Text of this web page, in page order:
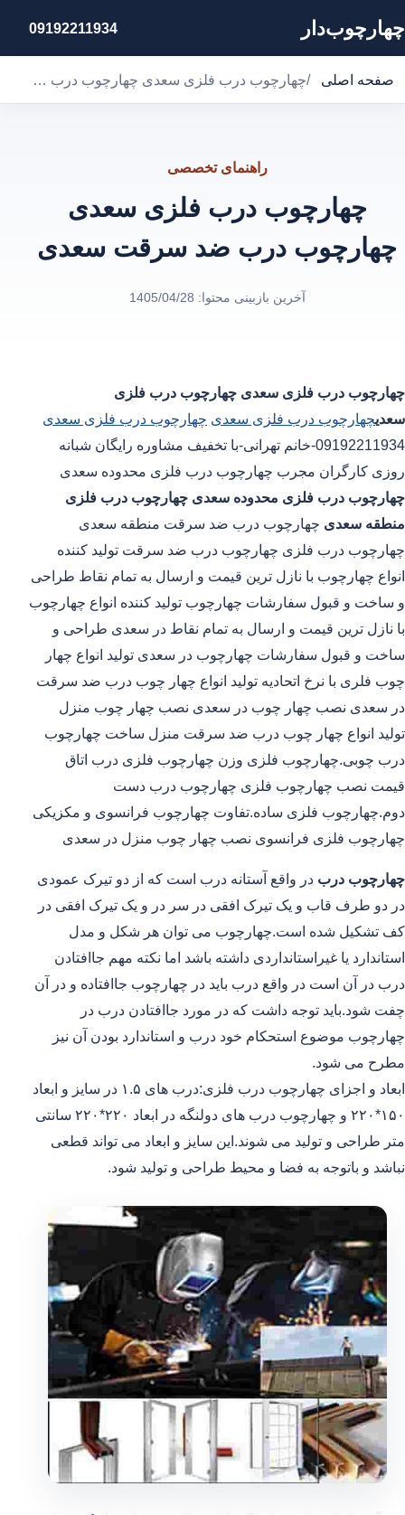
چهارچوب‌دار 09192211934
صفحه اصلی / چهارچوب درب فلزی سعدی چهارچوب درب ضد سرقت سعدی
راهنمای تخصصی
چهارچوب درب فلزی سعدی
چهارچوب درب ضد سرقت سعدی
آخرین بازبینی محتوا: 1405/04/28
چهارچوب درب فلزی سعدی چهارچوب درب فلزی
سعدیچهارچوب درب فلزی سعدی چهارچوب درب فلزی سعدی
09192211934-خانم تهرانی-با تخفیف مشاوره رایگان شبانه
روزی کارگران مجرب چهارچوب درب فلزی محدوده سعدی
چهارچوب درب فلزی محدوده سعدی چهارچوب درب فلزی
منطقه سعدی چهارچوب درب ضد سرقت منطقه سعدی
چهارچوب درب فلزی چهارچوب درب ضد سرقت تولید کننده
انواع چهارچوب با نازل ترین قیمت و ارسال به تمام نقاط طراحی
و ساخت و قبول سفارشات چهارچوب تولید کننده انواع چهارچوب
با نازل ترین قیمت و ارسال به تمام نقاط در سعدی طراحی و
ساخت و قبول سفارشات چهارچوب در سعدی تولید انواع چهار
چوب فلری با نرخ اتحادیه تولید انواع چهار چوب درب ضد سرقت
در سعدی نصب چهار چوب در سعدی نصب چهار چوب منزل
تولید انواع چهار چوب درب ضد سرقت منزل ساخت چهارچوب
درب چوبی.چهارچوب فلزی وزن چهارچوب فلزی درب اتاق
قیمت نصب چهارچوب فلزی چهارچوب درب دست
دوم.چهارچوب فلزی ساده.تفاوت چهارچوب فرانسوی و مکزیکی
چهارچوب فلزی فرانسوی نصب چهار چوب منزل در سعدی
چهارچوب درب در واقع آستانه درب است که از دو تیرک عمودی
در دو طرف قاب و یک تیرک افقی در سر در و یک تیرک افقی در
کف تشکیل شده است.چهارچوب می توان هر شکل و مدل
استاندارد یا غیراستانداردی داشته باشد اما نکته مهم جاافتادن
درب در آن است در واقع درب باید در چهارچوب جاافتاده و در آن
چفت شود.باید توجه داشت که در مورد جاافتادن درب در
چهارچوب موضوع استحکام خود درب و استاندارد بودن آن نیز
مطرح می شود.
ابعاد و اجزای چهارچوب درب فلزی:درب های ۱.۵ در سایز و ابعاد
۱۵۰*۲۲۰ و چهارچوب درب های دولنگه در ابعاد ۲۲۰*۲۲۰ سانتی
متر طراحی و تولید می شوند.این سایز و ابعاد می تواند قطعی
نباشد و باتوجه به فضا و محیط طراحی و تولید شود.